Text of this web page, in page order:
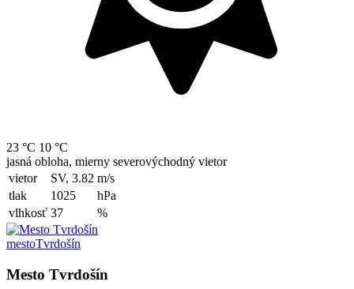
23 °C 10 °C
jasná obloha, mierny severovýchodný vietor
vietor
SV, 3.82 m/s
tlak
1025
hPa
vlhkosť 37 %
mestoTvrdošín
Mesto Tvrdošín